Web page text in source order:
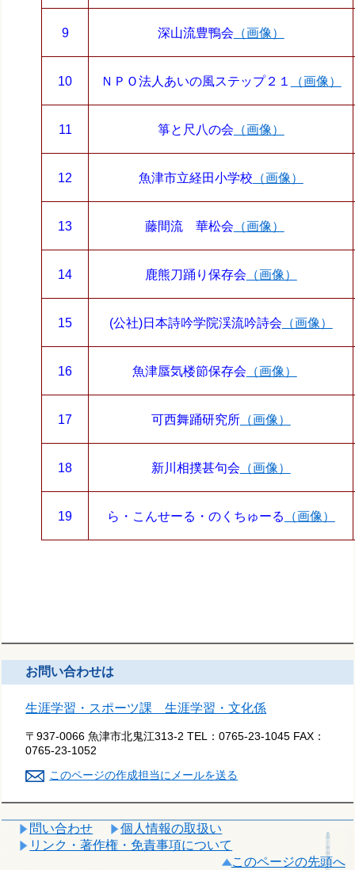
9 深山流豊鴨会 （画像）
10 ＮＰＯ法人あいの風ステップ２１ （画像）
11 箏と尺八の会 （画像）
12 魚津市立経田小学校 （画像）
13 藤間流 華松会 （画像）
14 鹿熊刀踊り保存会 （画像）
15 (公社)日本詩吟学院渓流吟詩会 （画像）
16 魚津蜃気楼節保存会 （画像）
17 可西舞踊研究所（画像）
18 新川相撲甚句会 （画像）
19 ら・こんせーる・のくちゅーる （画像）
お問い合わせは
生涯学習・スポーツ課 生涯学習・文化係
〒937-0066 魚津市北鬼江313-2 TEL：0765-23-1045 FAX：
0765-23-1052
このページの作成担当にメールを送る
問い合わせ
個人情報の取扱い
リンク・著作権・免責事項について
このページの先頭へ